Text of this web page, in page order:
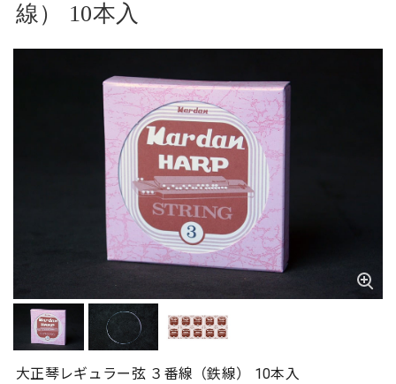
線） 10本入
大正琴レギュラー弦 ３番線（鉄線） 10本入